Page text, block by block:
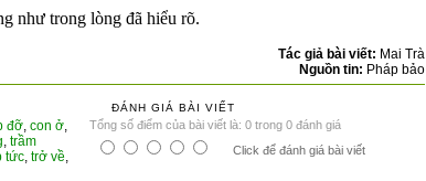
như trong lòng đã hiểu rõ.
Tác giả bài viết: Mai Trà
Nguồn tin: Pháp bảo
đỡ, con ở,
, trầm
tức, trở về,
ĐÁNH GIÁ BÀI VIẾT
Tổng số điểm của bài viết là: 0 trong 0 đánh giá
Click để đánh giá bài viết